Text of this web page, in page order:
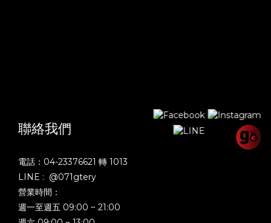
聯絡我們
電話：04-23376621 轉 1013
LINE : @071gtery
營業時間：
週一至週五 09:00 ~ 21:00